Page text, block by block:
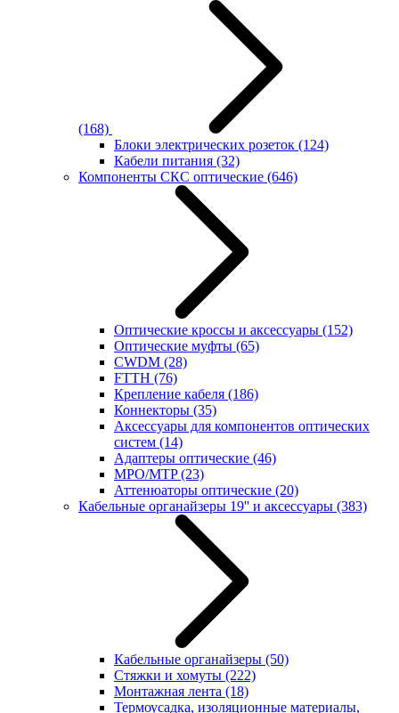
(168)
Блоки электрических розеток (124)
Кабели питания (32)
Компоненты СКС оптические (646)
Оптические кроссы и аксессуары (152)
Оптические муфты (65)
CWDM (28)
FTTH (76)
Крепление кабеля (186)
Коннекторы (35)
Аксессуары для компонентов оптических
систем (14)
Адаптеры оптические (46)
MPO/MTP(23)
Аттенюаторы оптические (20)
Кабельные органайзеры 19'' и аксессуары (383)
Кабельные органайзеры (50)
Стяжки и хомуты (222)
Монтажная лента (18)
Термоусадка, изоляционные материалы,